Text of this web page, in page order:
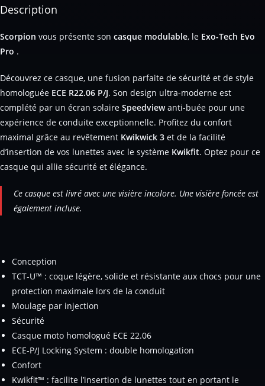
Description
Scorpion vous présente son casque modulable, le Exo-Tech Evo
Pro .
Découvrez ce casque, une fusion parfaite de sécurité et de style
homologuée ECE R22.06 P/J. Son design ultra-moderne est
complété par un écran solaire Speedviewanti-buée pour une
expérience de conduite exceptionnelle. Profitez du confort
maximal grâce au revêtement Kwikwick 3 et de la facilité
d’insertion de vos lunettes avec le système Kwikfit. Optez pour ce
casque qui allie sécurité et élégance.
Ce casque est livré avec une visière incolore. Une visière foncée est
également incluse.
Conception
TCT-U™ : coque légère, solide et résistante aux chocs pour une
protection maximale lors de la conduit
Moulage par injection
Sécurité
Casque moto homologué ECE 22.06
ECE-P/J Locking System : double homologation
Confort
Kwikfit™ : facilite l’insertion de lunettes tout en portant le